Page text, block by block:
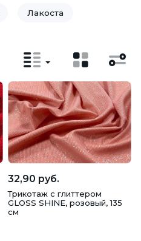
Лакоста
32,90 руб.
Трикотаж с глиттером
GLOSS SHINE, розовый, 135
см